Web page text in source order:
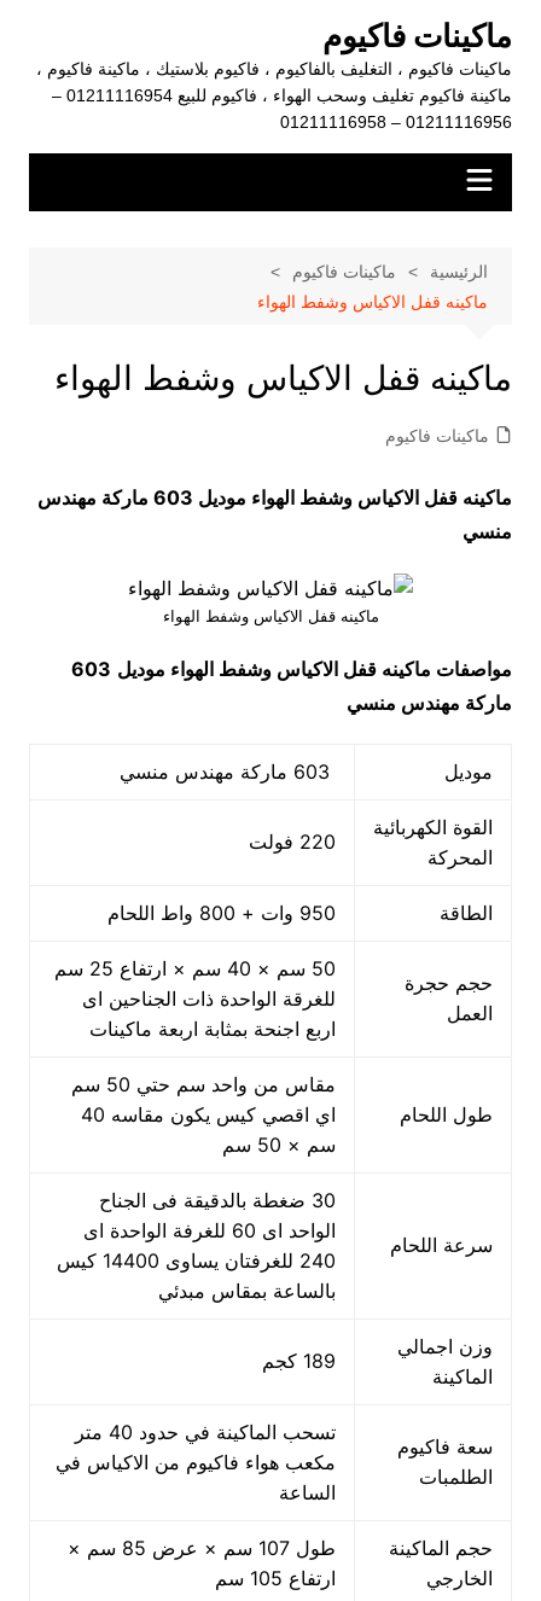
المحتوى
ماكينات فاكيوم
ماكينات فاكيوم ، التغليف بالفاكيوم ، فاكيوم بلاستيك ، ماكينة فاكيوم ،
ماكينة فاكيوم تغليف وسحب الهواء ، فاكيوم للبيع 01211116954 –
01211116956 – 01211116958
الرئيسية
ماكينات فاكيوم
ماكينه قفل الاكياس وشفط الهواء
ماكينه قفل الاكياس وشفط الهواء
ماكينات فاكيوم
ماكينه قفل الاكياس وشفط الهواء موديل 603 ماركة مهندس
منسي
ماكينه قفل الاكياس وشفط الهواء
مواصفات ماكينه قفل الاكياس وشفط الهواء موديل 603
ماركة مهندس منسي
موديل
القوة الكهربائية
المحركة
220 فولت
الطاقة 950 وات + 800 واط اللحام
حجم حجرة
العمل
50 سم × 40 سم × ارتفاع 25 سم
للغرقة الواحدة ذات الجناحين اى
اربع اجنحة بمثابة اربعة ماكينات
طول اللحام
مقاس من واحد سم حتي 50 سم
اي اقصي كيس يكون مقاسه 40
سم × 50 سم
سرعة اللحام
30 ضغطة بالدقيقة فى الجناح
الواحد اى 60 للغرفة الواحدة اى
240 للغرفتان يساوى 14400 كيس
بالساعة بمقاس مبدئي
وزن اجمالي
الماكينة
189 كجم
سعة فاكيوم
الطلمبات
تسحب الماكينة في حدود 40 متر
مكعب هواء فاكيوم من الاكياس في
الساعة
حجم الماكينة
الخارجي
طول 107 سم × عرض 85 سم ×
ارتفاع 105 سم